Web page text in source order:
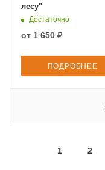
лесу"
Достаточно
от 1 650 ₽
ПОДРОБНЕЕ
1 2